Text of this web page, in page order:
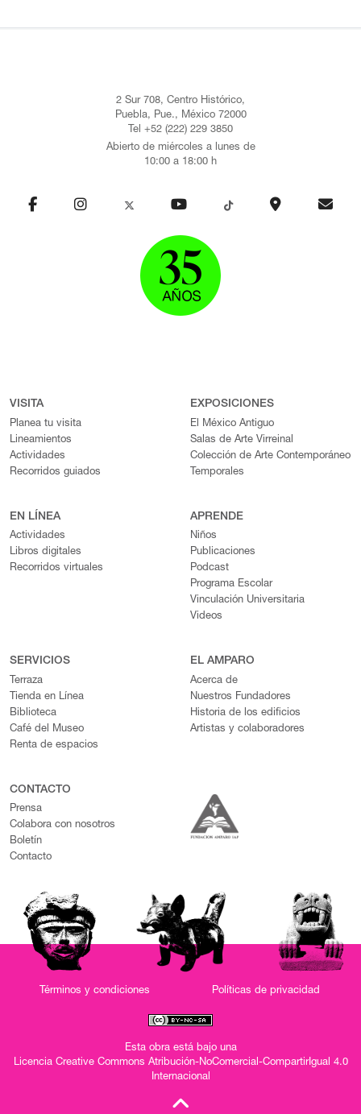
2 Sur 708, Centro Histórico,
Puebla, Pue., México 72000
Tel +52 (222) 229 3850
Abierto de miércoles a lunes de
10:00 a 18:00 h
VISITA
Planea tu visita
Lineamientos
Actividades
Recorridos guiados
EXPOSICIONES
El México Antiguo
Salas de Arte Virreinal
Colección de Arte Contemporáneo
Temporales
EN LÍNEA
Actividades
Libros digitales
Recorridos virtuales
APRENDE
Niños
Publicaciones
Podcast
Programa Escolar
Vinculación Universitaria
Videos
SERVICIOS
Terraza
Tienda en Línea
Biblioteca
Café del Museo
Renta de espacios
EL AMPARO
Acerca de
Nuestros Fundadores
Historia de los edificios
Artistas y colaboradores
CONTACTO
Prensa
Colabora con nosotros
Boletín
Contacto
Términos y condiciones Políticas de privacidad
Esta obra está bajo una
Licencia Creative Commons Atribución-NoComercial-CompartirIgual 4.0
Internacional